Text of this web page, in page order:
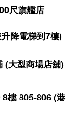
尺旗艦店
降電梯到7樓)
(大型商場店舖)
樓 805-806(港